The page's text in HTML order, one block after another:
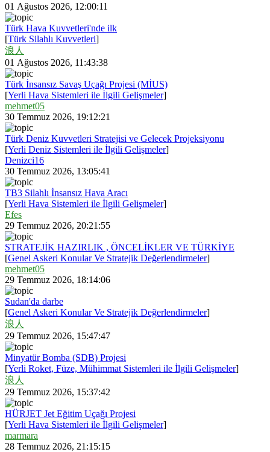
01 Ağustos 2026, 12:00:11
Türk Hava Kuvvetleri'nde ilk
[Türk Silahlı Kuvvetleri]
浪人
01 Ağustos 2026, 11:43:38
Türk İnsansız Savaş Uçağı Projesi (MİUS)
[Yerli Hava Sistemleri ile İlgili Gelişmeler]
mehmet05
30 Temmuz 2026, 19:12:21
Türk Deniz Kuvvetleri Stratejisi ve Gelecek Projeksiyonu
[Yerli Deniz Sistemleri ile İlgili Gelişmeler]
Denizci16
30 Temmuz 2026, 13:05:41
TB3 Silahlı İnsansız Hava Aracı
[Yerli Hava Sistemleri ile İlgili Gelişmeler]
Efes
29 Temmuz 2026, 20:21:55
STRATEJİK HAZIRLIK , ÖNCELİKLER VE TÜRKİYE
[Genel Askeri Konular Ve Stratejik Değerlendirmeler]
mehmet05
29 Temmuz 2026, 18:14:06
Sudan'da darbe
[Genel Askeri Konular Ve Stratejik Değerlendirmeler]
浪人
29 Temmuz 2026, 15:47:47
Minyatür Bomba (SDB) Projesi
[Yerli Roket, Füze, Mühimmat Sistemleri ile İlgili Gelişmeler]
浪人
29 Temmuz 2026, 15:37:42
HÜRJET Jet Eğitim Uçağı Projesi
[Yerli Hava Sistemleri ile İlgili Gelişmeler]
marmara
28 Temmuz 2026, 21:15:15